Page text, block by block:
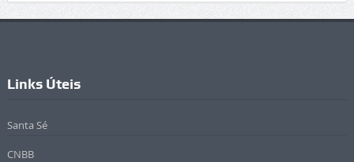
Links Úteis
Santa Sé
CNBB